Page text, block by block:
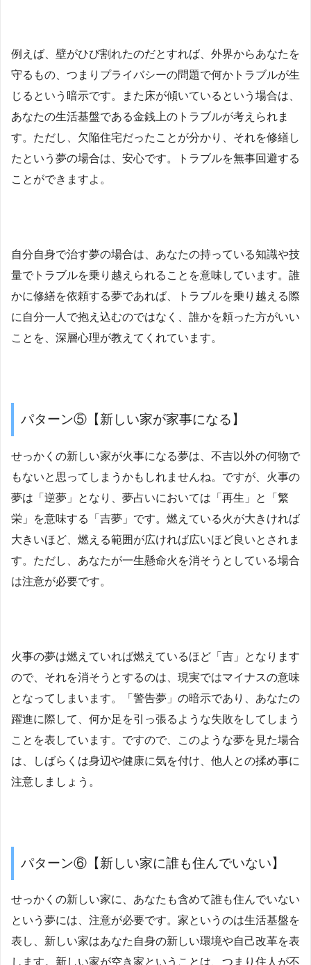
例えば、壁がひび割れたのだとすれば、外界からあなたを
守るもの、つまりプライバシーの問題で何かトラブルが生
じるという暗示です。また床が傾いているという場合は、
あなたの生活基盤である金銭上のトラブルが考えられま
す。ただし、欠陥住宅だったことが分かり、それを修繕し
たという夢の場合は、安心です。トラブルを無事回避する
ことができますよ。
自分自身で治す夢の場合は、あなたの持っている知識や技
量でトラブルを乗り越えられることを意味しています。誰
かに修繕を依頼する夢であれば、トラブルを乗り越える際
に自分一人で抱え込むのではなく、誰かを頼った方がいい
ことを、深層心理が教えてくれています。
パターン⑤【新しい家が家事になる】
せっかくの新しい家が火事になる夢は、不吉以外の何物で
もないと思ってしまうかもしれませんね。ですが、火事の
夢は「逆夢」となり、夢占いにおいては「再生」と「繁
栄」を意味する「吉夢」です。燃えている火が大きければ
大きいほど、燃える範囲が広ければ広いほど良いとされま
す。ただし、あなたが一生懸命火を消そうとしている場合
は注意が必要です。
火事の夢は燃えていれば燃えているほど「吉」となります
ので、それを消そうとするのは、現実ではマイナスの意味
となってしまいます。「警告夢」の暗示であり、あなたの
躍進に際して、何か足を引っ張るような失敗をしてしまう
ことを表しています。ですので、このような夢を見た場合
は、しばらくは身辺や健康に気を付け、他人との揉め事に
注意しましょう。
パターン⑥【新しい家に誰も住んでいない】
せっかくの新しい家に、あなたも含めて誰も住んでいない
という夢には、注意が必要です。家というのは生活基盤を
表し、新しい家はあなた自身の新しい環境や自己改革を表
します。新しい家が空き家ということは、つまり住人が不